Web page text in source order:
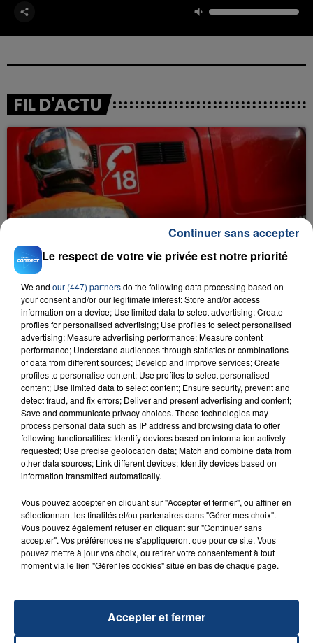
FIL D'ACTU
INCENDIE MORTEL À LENS : UNE FEMME ET
SON BÉBÉ ENTRE LA VIE ET LA...
Un homme s'est immolé par le feu après avoir
aspergé sa compagne et leur bébé de trois mois
d'un liquide inflammable.
20 juillet 2026
UNE ADOLESCENTE DEVANT SE FAIRE
OPÉRER DE LA CHEVILLE RESSORT DE LA...
La famille a porté plainte contre la clinique qui a
reconnu sa responsabilité et présenté ses
excuses.
TITRES DIFFUSÉS
6h56
6h56 6h54
6h54
Le respect de votre vie privée est notre priorité
We and our (447) partnersdo the following data processing based on
your consent and/or our legitimate interest: Store and/or access
information on a device; Use limited data to select advertising; Create
profiles for personalised advertising; Use profiles to select personalised
advertising; Measure advertising performance; Measure content
performance; Understand audiences through statistics or combinations
of data from different sources; Develop and improve services; Create
profiles to personalise content; Use profiles to select personalised
content; Use limited data to select content; Ensure security, prevent and
detect fraud, and fix errors; Deliver and present advertising and content;
Save and communicate privacy choices. These technologies may
process personal data such as IP address and browsing data to offer
following functionalities: Identify devices based on information actively
requested; Use precise geolocation data; Match and combine data from
other data sources; Link different devices; Identify devices based on
information transmitted automatically.
Vous pouvez accepter en cliquant sur "Accepter et fermer", ou affiner en
sélectionnant les finalités et/ou partenaires dans "Gérer mes choix".
Vous pouvez également refuser en cliquant sur "Continuer sans
accepter". Vos préférences ne s'appliqueront que pour ce site. Vous
pouvez mettre à jour vos choix, ou retirer votre consentement à tout
moment via le lien "Gérer les cookies" situé en bas de chaque page.
Accepter et fermer
Continuer sans accepter